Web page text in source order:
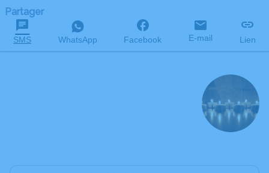
Partager
SMS WhatsApp Facebook E-mail Lien